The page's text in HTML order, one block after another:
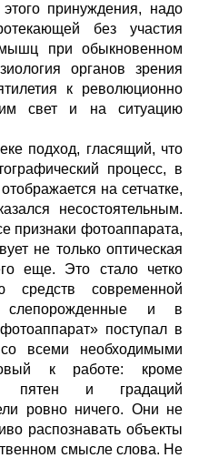
принуждения, надо
без участия
при обыкновенном
органов зрения
к революционно
свет и на ситуацию
подход, гласящий, что
процесс, в
на сетчатке,
несостоятельным.
признаки фотоаппарата,
не только оптическая
еще. Это стало четко
современной
слепорожденные и в
поступал в
всеми необходимыми
к работе: кроме
пятен и градаций
ровно ничего. Они не
распознавать объекты
смысле слова. Не